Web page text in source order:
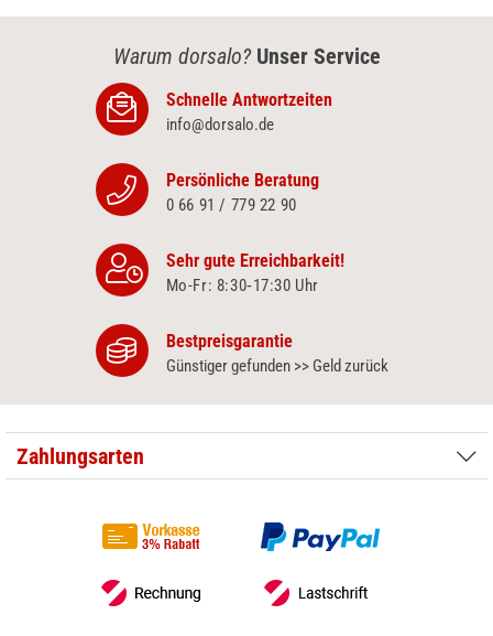
Warum dorsalo? Unser Service
Schnelle Antwortzeiten
info@dorsalo.de
Persönliche Beratung
0 66 91 / 779 22 90
Sehr gute Erreichbarkeit!
Mo-Fr: 8:30‑17:30 Uhr
Bestpreisgarantie
Günstiger gefunden >> Geld zurück
Zahlungsarten